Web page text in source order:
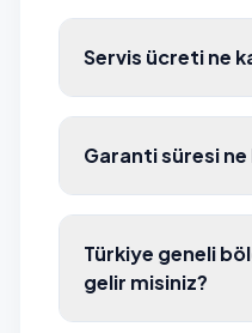
Servis ücreti ne
Garanti süresi ne
Türkiye geneli
gelir misiniz?